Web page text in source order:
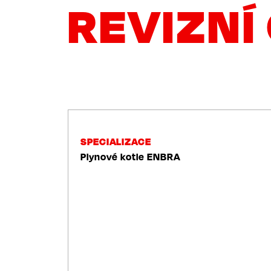
NAVIGACE
REVIZNÍ
SPECIALIZACE
Plynové kotle ENBRA